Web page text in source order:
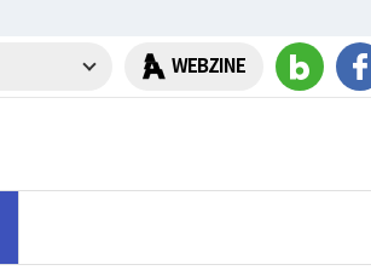
WEBZINE